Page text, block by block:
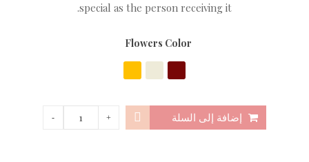
special as the person receiving it.
Flowers Color
إضافة إلى السلة